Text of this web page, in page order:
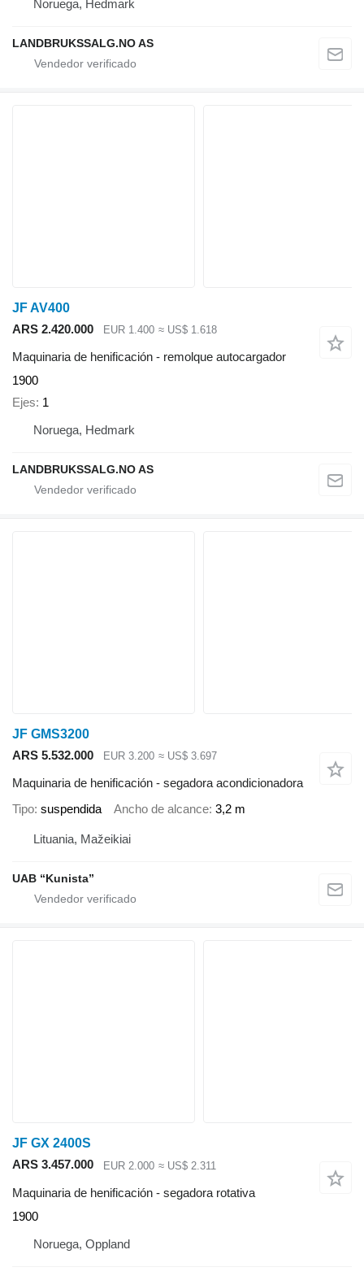
Noruega, Hedmark
LANDBRUKSSALG.NO AS
JF AV400
ARS 2.420.000
EUR 1.400 ≈ US$ 1.618
Maquinaria de henificación - remolque autocargador
1900
Ejes 1
Noruega, Hedmark
LANDBRUKSSALG.NO AS
JF GMS3200
ARS 5.532.000
EUR 3.200 ≈ US$ 3.697
Maquinaria de henificación - segadora acondicionadora
Tipo suspendida Ancho de alcance 3,2 m
Lituania, Mažeikiai
UAB “Kunista”
JF GX 2400S
ARS 3.457.000
EUR 2.000 ≈ US$ 2.311
Maquinaria de henificación - segadora rotativa
1900
Noruega, Oppland